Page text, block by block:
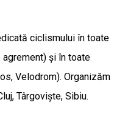
ciclismului în toate
și în toate
Velodrom). Organizăm
Târgoviște, Sibiu.